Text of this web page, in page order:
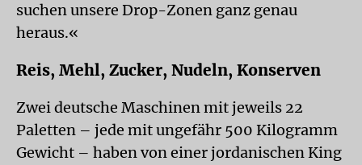
suchen unsere Drop-Zonen ganz genau
heraus.«
Reis, Mehl, Zucker, Nudeln, Konserven
Zwei deutsche Maschinen mit jeweils 22
Paletten – jede mit ungefähr 500 Kilogramm
Gewicht – haben von einer jordanischen King